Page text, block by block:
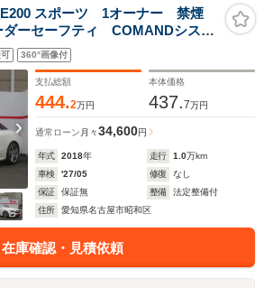
スポーツ 1オーナー 禁煙
ーセーフティ COMANDシステ
ラ レザーパッケージ シート
ドラレコ キーレスゴー
360°画像付
支払総額
444.2万円
本体価格
437.7万円
通常ローン 月々34,600円
年式 2018年 走行 1.0万km
車検
'27/05 修復
なし
保証
保証無 整備
法定整備付
住所
愛知県名古屋市昭和区
在庫確認・見積依頼